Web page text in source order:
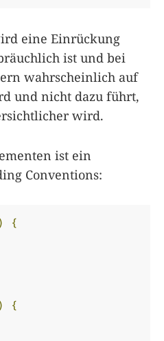
eine Einrückung
ist und bei
wahrscheinlich auf
und nicht dazu führt,
wird.
ist ein
Conventions:
{
{